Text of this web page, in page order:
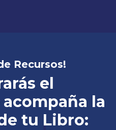
Recursos!
el
la
tu Libro: